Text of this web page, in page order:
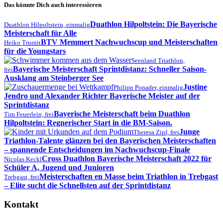
Das könnte Dich auch interessieren
Duathlon Hilpoltstein, einmaligDuathlon Hilpoltstein: Die Bayerische
Meisterschaft für Alle
Heiko TrurnitBTV Memmert Nachwuchscup und Meisterschaften
für die Youngstars
Seenland Triathlon,
freiBayerische Meisterschaft Sprintdistanz: Schneller Saison-
Ausklang am Steinberger See
Philipp Ponader, einmaligJustine
Jendro und Alexander Richter Bayerische Meister auf der
Sprintdistanz
Tim Feuerlein, freiBayerische Meisterschaft beim Duathlon
Hilpoltstein: Regnerischer Start in die BM-Saison.
Theresa Zipf, freiJunge
Triathlon-Talente glänzen bei den Bayerischen Meisterschaften
– spannende Entscheidungen im Nachwuchscup-Finale
Nicolas KecklCross Duathlon Bayerische Meisterschaft 2022 für
Schüler A, Jugend und Junioren
Trebgast, freiMeisterschaften en Masse beim Triathlon in Trebgast
– Elite sucht die Schnellsten auf der Sprintdistanz
Kontakt